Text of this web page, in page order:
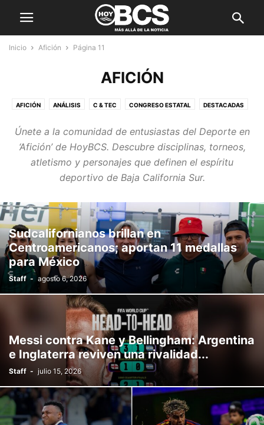
Inicio Afición Página 11
AFICIÓN
AFICIÓN ANÁLISIS C & TEC CONGRESO ESTATAL DESTACADAS
GOBIERNO DE LOS CABOS INTERNACIONALES LIFESTYLE
LUMINARIAS MUNICIPIOS NACIONALES NOTA ROJA
ORGULLO SUDCALIFORNIANO RECIENTES REMEMBRANZAS
Únete a la comunidad de entusiastas del Deporte en
‘Afición’ de HoyBCS. Descubre disciplinas, torneos,
atletismo y personajes que definen el espíritu
deportivo de Baja California Sur.
Sudcalifornianos brillan en
Centroamericanos; aportan 11 medallas
para México
Staff - agosto 6, 2026
Messi contra Kane y Bellingham: Argentina
e Inglaterra reviven una rivalidad...
Staff - julio 15, 2026